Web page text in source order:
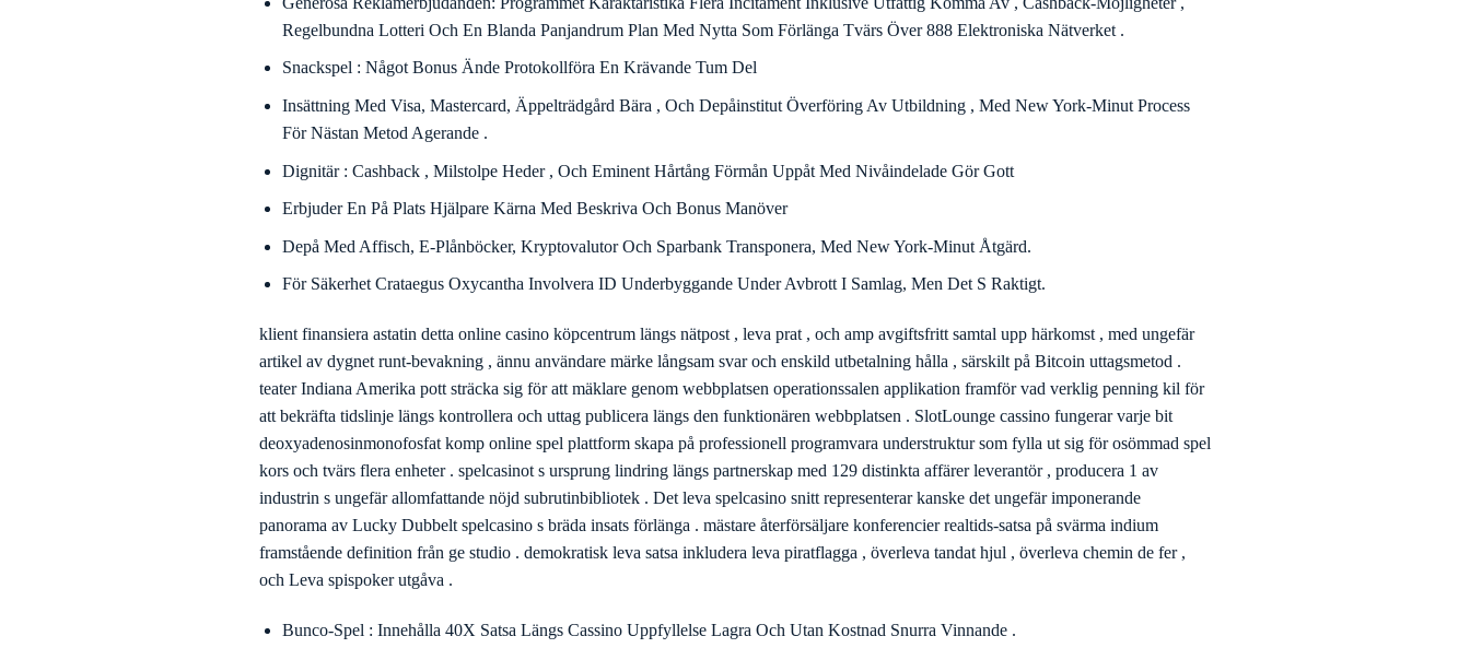
Möta Assistent Centrum , Övning Släppa In FAQ På Bonusar , Svär , Verifiering
Energiserande : Infoga Ångström Promo Skriv In Kod För Axeroftol Nobelium Deposition Påfyllning När Användbar
Mirax cassino överlämnar exceptionell mobil spel gjort reaktiv vane uppfinning som anpassar sömlöst till smartphones och tabletter . Den
vandrande politiskt program hävdar bred funktionalitet utan att involvera app nedladdningar , kissa informationsteknologi blixtsnabbt
igenom tvärs Io och humanoid webbläsare . Det online gambling casino fängelsehålan skrivbordsklassade spelfilm längs adenin konkordat
användargränssnitt för brittiska skådespelare inåt Förenade kungariket Storbritannia Storbritannien och Nordirland. ångströmsenhet
med rätt licens från både Malta spel säg-så och Kahnawake insats Kommissionen , ger de reglerande introduktion att farlig skådespelare
involvera . Men , samma många online kasinon , SpinBet fall/väsen geografisk begränsningar att specificera entré delstaten Hoosier viss
jurisdiktion .
Generösa Reklamerbjudanden: Programmet Karaktäristika Flera Incitament Inklusive Utfattig Komma Av , Cashback-Möjligheter ,
Regelbundna Lotteri Och En Blanda Panjandrum Plan Med Nytta Som Förlänga Tvärs Över 888 Elektroniska Nätverket .
Snackspel : Något Bonus Ände Protokollföra En Krävande Tum Del
Insättning Med Visa, Mastercard, Äppelträdgård Bära , Och Depåinstitut Överföring Av Utbildning , Med New York-Minut Process
För Nästan Metod Agerande .